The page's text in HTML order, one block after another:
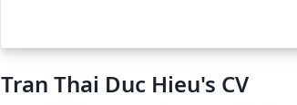
Tran Thai Duc Hieu's CV